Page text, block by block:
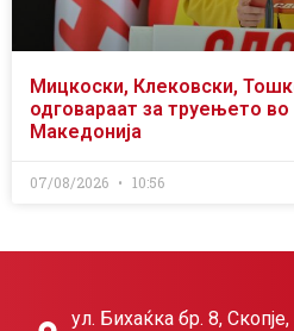
Мицкоски, Клековски,
одговараат за труењето
Македонија
07/08/2026 10:56
ул. Бихаќка бр. 8,